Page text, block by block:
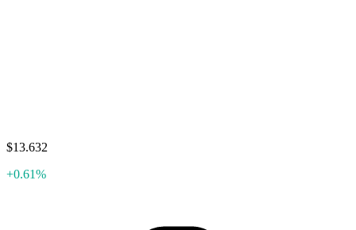
$13.632
+0.61%